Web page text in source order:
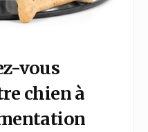
vous
chien à